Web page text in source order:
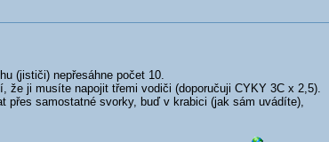
(jističi) nepřesáhne počet 10.
ji musíte napojit třemi vodiči (doporučuji CYKY 3C x 2,5).
přes samostatné svorky, buď v krabici (jak sám uvádíte),